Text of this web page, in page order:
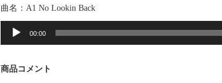
曲名：A1 No Lookin Back
音
プ
ー
00:00
商品コメント